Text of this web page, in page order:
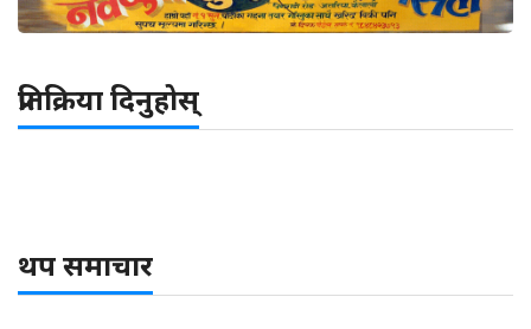
प्रतिक्रिया दिनुहोस्
थप समाचार